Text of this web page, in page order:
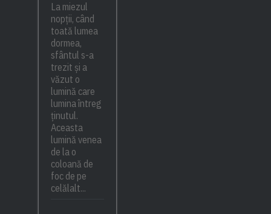
La miezul
nopții, când
toată lumea
dormea,
sfântul s-a
trezit și a
văzut o
lumină care
lumina întreg
ținutul.
Aceasta
lumină venea
de la o
coloană de
foc de pe
celălalt...